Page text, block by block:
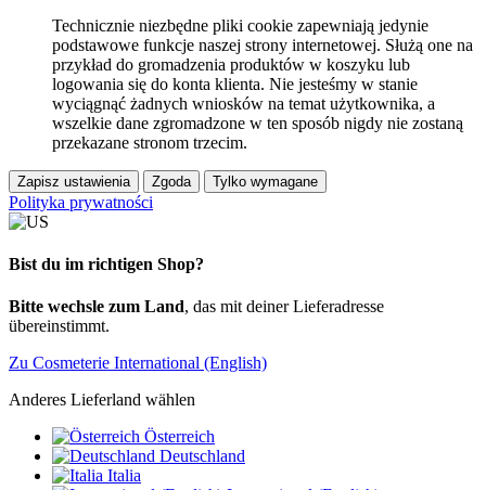
Technicznie niezbędne pliki cookie zapewniają jedynie
podstawowe funkcje naszej strony internetowej. Służą one na
przykład do gromadzenia produktów w koszyku lub
logowania się do konta klienta. Nie jesteśmy w stanie
wyciągnąć żadnych wniosków na temat użytkownika, a
wszelkie dane zgromadzone w ten sposób nigdy nie zostaną
przekazane stronom trzecim.
Zapisz ustawienia Zgoda Tylko wymagane
Polityka prywatności
Bist du im richtigen Shop?
Bitte wechsle zum Land, das mit deiner Lieferadresse
übereinstimmt.
Zu Cosmeterie International (English)
Anderes Lieferland wählen
Österreich
Deutschland
Italia